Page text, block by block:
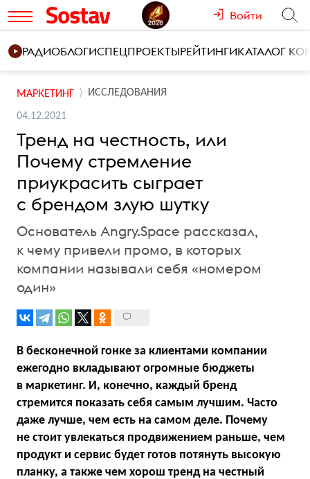
Войти
РАДИОБЛОГИСПЕЦПРОЕКТЫРЕЙТИНГИКАТАЛОГ
МАРКЕТИНГ ИССЛЕДОВАНИЯ
04.12.2021
Тренд на честность, или
Почему стремление
приукрасить сыграет
с брендом злую шутку
Основатель Angry.Space рассказал,
к чему привели промо, в которых
компании называли себя «номером
один»
В бесконечной гонке за клиентами компании
ежегодно вкладывают огромные бюджеты
в маркетинг. И, конечно, каждый бренд
стремится показать себя самым лучшим. Часто
даже лучше, чем есть на самом деле. Почему
не стоит увлекаться продвижением раньше, чем
продукт и сервис будет готов потянуть высокую
планку, а также чем хорош тренд на честный